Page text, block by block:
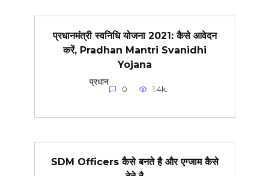
प्रधानमंत्री स्वनिधि योजना 2021: कैसे आवेदन
करें, Pradhan Mantri Svanidhi
Yojana
प्रधान
0 1.4k.
SDM Officers कैसे बनते है और एग्जाम कैसे